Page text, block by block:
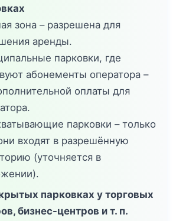
зона – разрешена для
аренды.
парковки, где
абонементы оператора –
оплаты для
парковки – только
входят в разрешённую
(уточняется в
парковках у торговых
бизнес-центров и т. п.